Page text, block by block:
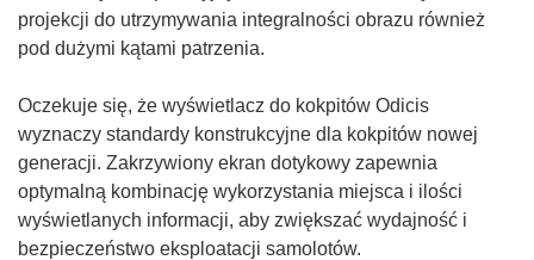
projekcji do utrzymywania integralności obrazu również
pod dużymi kątami patrzenia.
Oczekuje się, że wyświetlacz do kokpitów Odicis
wyznaczy standardy konstrukcyjne dla kokpitów nowej
generacji. Zakrzywiony ekran dotykowy zapewnia
optymalną kombinację wykorzystania miejsca i ilości
wyświetlanych informacji, aby zwiększać wydajność i
bezpieczeństwo eksploatacji samolotów.